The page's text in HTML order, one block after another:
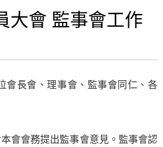
大會 監事會工作
會長會、理事會、監事會同仁、各
會會務提出監事會意見。監事會認